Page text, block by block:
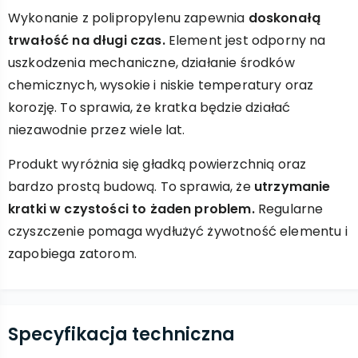
Wykonanie z polipropylenu zapewnia doskonałą
trwałość na długi czas.Element jest odporny na
uszkodzenia mechaniczne, działanie środków
chemicznych, wysokie i niskie temperatury oraz
korozję. To sprawia, że kratka będzie działać
niezawodnie przez wiele lat.
Produkt wyróżnia się gładką powierzchnią oraz
bardzo prostą budową. To sprawia, że utrzymanie
kratki w czystości to żaden problem.Regularne
czyszczenie pomaga wydłużyć żywotność elementu i
zapobiega zatorom.
Specyfikacja techniczna